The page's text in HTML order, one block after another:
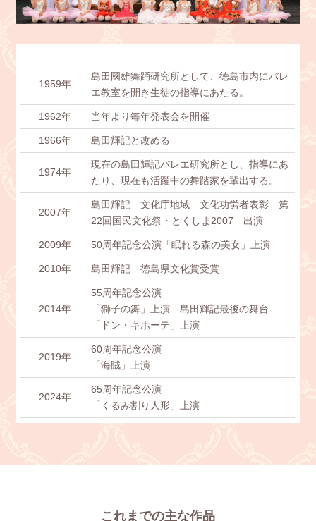
1959年
島田國雄舞踊研究所として、徳島市内にバレ
エ教室を開き生徒の指導にあたる。
1962年 当年より毎年発表会を開催
1966年 島田輝記と改める
1974年
現在の島田輝記バレエ研究所とし、指導にあ
たり、現在も活躍中の舞踏家を輩出する。
2007年
島田輝記 文化庁地域 文化功労者表彰 第
22回国民文化祭・とくしま2007 出演
2009年 50周年記念公演「眠れる森の美女」上演
2010年 島田輝記 徳島県文化賞受賞
2014年
55周年記念公演
「獅子の舞」上演 島田輝記最後の舞台
「ドン・キホーテ」上演
2019年
60周年記念公演
「海賊」上演
2024年
65周年記念公演
「くるみ割り人形」上演
これまでの主な作品